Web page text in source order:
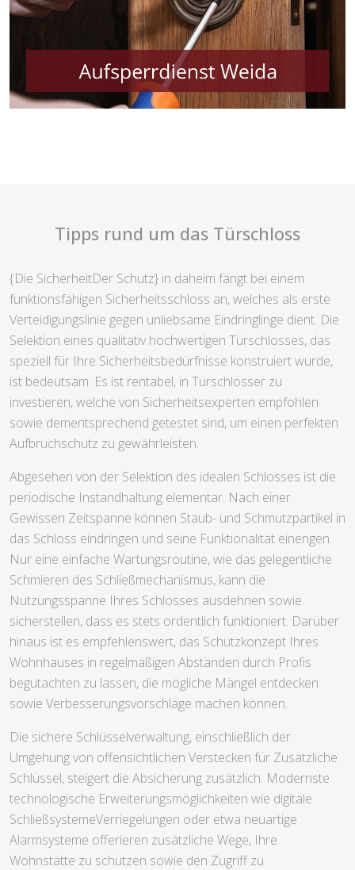
Tipps rund um das Türschloss
{Die SicherheitDer Schutz} in daheim fängt bei einem
funktionsfähigen Sicherheitsschloss an, welches als erste
Verteidigungslinie gegen unliebsame Eindringlinge dient. Die
Selektion eines qualitativ hochwertigen Türschlosses, das
speziell für Ihre Sicherheitsbedürfnisse konstruiert wurde,
ist bedeutsam. Es ist rentabel, in Türschlösser zu
investieren, welche von Sicherheitsexperten empfohlen
sowie dementsprechend getestet sind, um einen perfekten
Aufbruchschutz zu gewährleisten.
Abgesehen von der Selektion des idealen Schlosses ist die
periodische Instandhaltung elementar. Nach einer
Gewissen Zeitspanne können Staub- und Schmutzpartikel in
das Schloss eindringen und seine Funktionalität einengen.
Nur eine einfache Wartungsroutine, wie das gelegentliche
Schmieren des Schließmechanismus, kann die
Nutzungsspanne Ihres Schlosses ausdehnen sowie
sicherstellen, dass es stets ordentlich funktioniert. Darüber
hinaus ist es empfehlenswert, das Schutzkonzept Ihres
Wohnhauses in regelmäßigen Abständen durch Profis
begutachten zu lassen, die mögliche Mängel entdecken
sowie Verbesserungsvorschläge machen können.
Die sichere Schlüsselverwaltung, einschließlich der
Umgehung von offensichtlichen Verstecken für Zusätzliche
Schlüssel, steigert die Absicherung zusätzlich. Modernste
technologische Erweiterungsmöglichkeiten wie digitale
SchließsystemeVerriegelungen oder etwa neuartige
Alarmsysteme offerieren zusätzliche Wege, Ihre
Wohnstätte zu schützen sowie den Zugriff zu